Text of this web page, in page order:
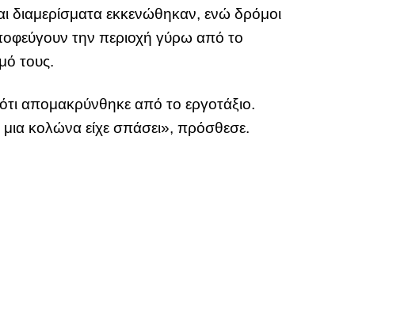
διαμερίσματα εκκενώθηκαν, ενώ δρόμοι
την περιοχή γύρω από το
τους.
απομακρύνθηκε από το εργοτάξιο.
κολώνα είχε σπάσει», πρόσθεσε.